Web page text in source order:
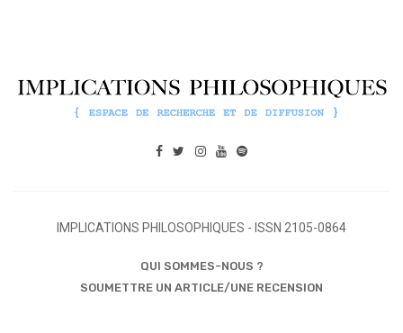
IMPLICATIONS PHILOSOPHIQUES - ISSN 2105-0864
QUI SOMMES-NOUS ?
SOUMETTRE UN ARTICLE/UNE RECENSION